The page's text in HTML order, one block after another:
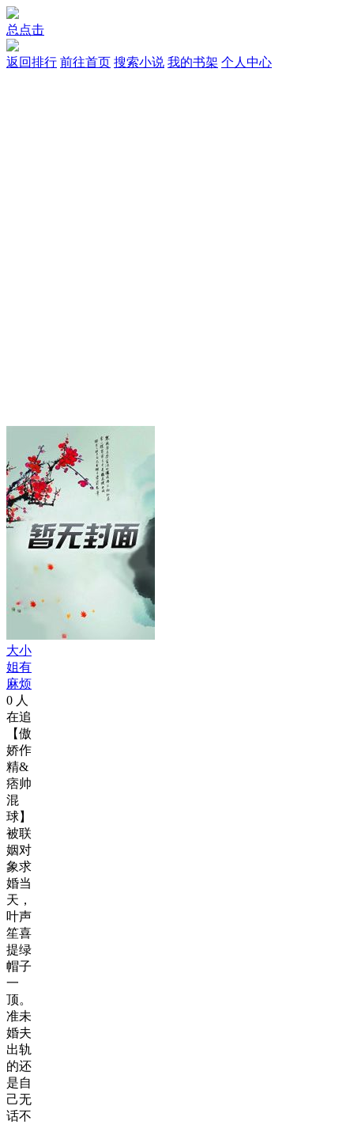
总点击
返回排行 前往首页 搜索小说 我的书架 个人中心
大小
姐有
麻烦
0 人
在追
【傲
娇作
精&
痞帅
混
球】
被联
姻对
象求
婚当
天，
叶声
笙喜
提绿
帽子
一
顶。
准未
婚夫
出轨
的还
是自
己无
话不